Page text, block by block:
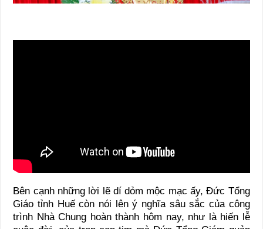
Bên cạnh những lời lẽ dí dỏm mộc mạc ấy, Đức Tổng
Giáo tỉnh Huế còn nói lên ý nghĩa sâu sắc của công
trình Nhà Chung hoàn thành hôm nay, như là hiến lễ